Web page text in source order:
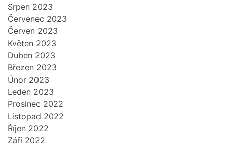
Srpen 2023
Červenec 2023
Červen 2023
Květen 2023
Duben 2023
Březen 2023
Únor 2023
Leden 2023
Prosinec 2022
Listopad 2022
Říjen 2022
Září 2022